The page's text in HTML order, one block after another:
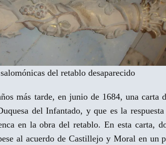
del retablo desaparecido
más tarde, en junio de 1684, una
del Infantado, y que es la
en la obra del retablo. En esta carta,
al acuerdo de Castillejo y Moral en un